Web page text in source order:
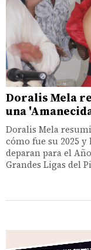
Doralis Mela
una
Doralis Mela
cómo fue su 2025
deparan para el
Grandes Ligas del